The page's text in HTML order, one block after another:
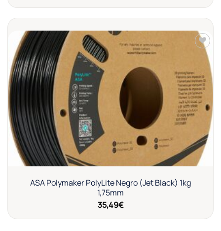
Añadir
deseos
ASA Polymaker PolyLite Negro (Jet Black) 1kg
1,75mm
35,49€